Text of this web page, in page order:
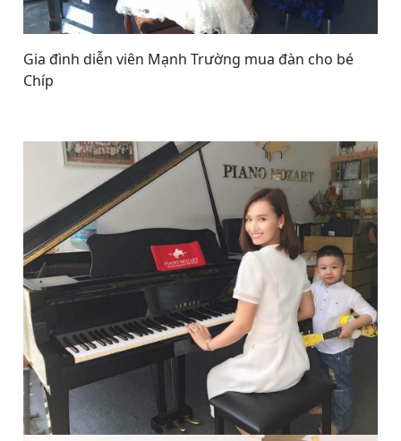
Gia đình diễn viên Mạnh Trường mua đàn cho bé
Chíp